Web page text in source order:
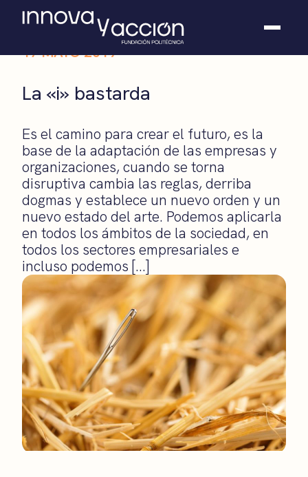
El club
Modo On
17 MAYO 2019
La «i» bastarda
Es el camino para crear el futuro, es la
base de la adaptación de las empresas y
organizaciones, cuando se torna
disruptiva cambia las reglas, derriba
dogmas y establece un nuevo orden y un
nuevo estado del arte. Podemos aplicarla
en todos los ámbitos de la sociedad, en
todos los sectores empresariales e
incluso podemos […]